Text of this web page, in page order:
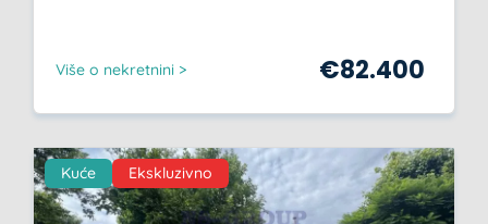
Više o nekretnini > €82.400
Kuće Ekskluzivno